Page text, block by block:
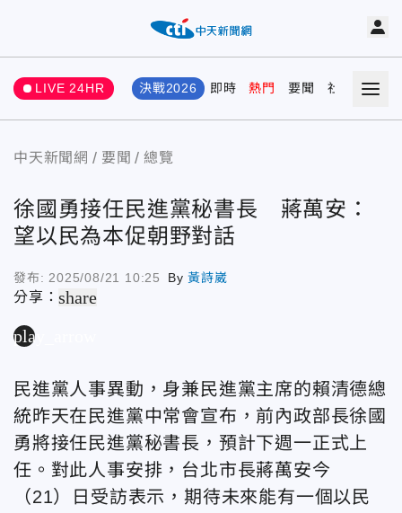
LIVE 24HR 決戰2026 即時 熱門 要聞 社會 娛樂
中天新聞網 要聞 總覽
徐國勇接任民進黨秘書長 蔣萬安：
望以民為本促朝野對話
發布: 2025/08/21 10:25 By黃詩崴
分享：share
play_arrow
民進黨人事異動，身兼民進黨主席的賴清德總
統昨天在民進黨中常會宣布，前內政部長徐國
勇將接任民進黨秘書長，預計下週一正式上
任。對此人事安排，台北市長蔣萬安今
（21）日受訪表示，期待未來能有一個以民